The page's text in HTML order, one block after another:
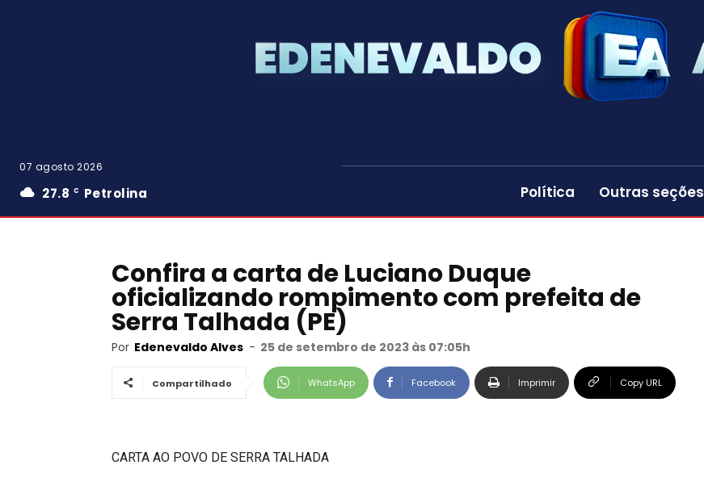
07 agosto 2026
27.8 C Petrolina Política Outras seções
Confira a carta de Luciano Duque
oficializando rompimento com prefeita de
Serra Talhada (PE)
Por Edenevaldo Alves - 25 de setembro de 2023 às 07:05h
Compartilhado WhatsApp Facebook Imprimir Copy URL
CARTA AO POVO DE SERRA TALHADA